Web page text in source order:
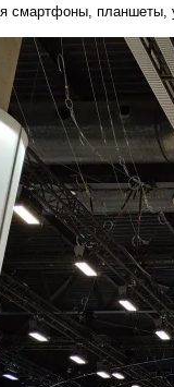
смартфоны, планшеты,